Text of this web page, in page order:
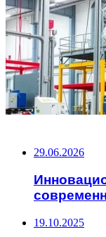
29.06.2026
19.10.2025